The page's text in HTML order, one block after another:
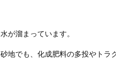
水が溜まっています。
砂地でも、化成肥料の多投やトラ